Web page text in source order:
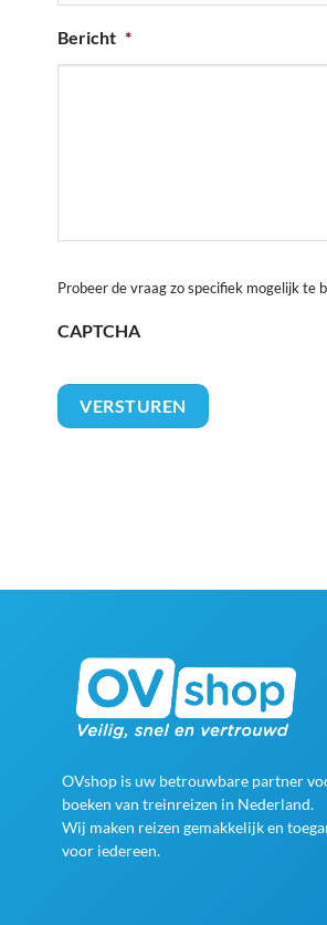
Bericht *
Probeer de vraag zo specifiek mogelijk te
CAPTCHA
OVshop is uw betrouwbare partner
boeken van treinreizen in Nederland.
Wij maken reizen gemakkelijk en
voor iedereen.